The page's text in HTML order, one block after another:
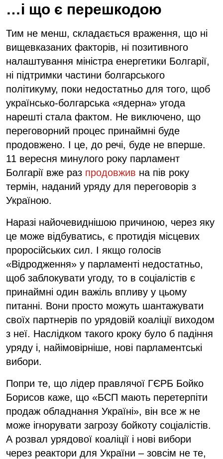
…і що є перешкодою
Тим не менш, складається враження, що ні
вищевказаних факторів, ні позитивного
налаштування міністра енергетики Болгарії,
ні підтримки частини болгарського
політикуму, поки недостатньо для того, щоб
українсько-болгарська «ядерна» угода
нарешті стала фактом. Не виключено, що
переговорний процес принаймні буде
продовжено. І це, до речі, буде не вперше.
11 вересня минулого року парламент
Болгарії вже раз продовжив на пів року
термін, наданий уряду для переговорів з
Україною.
Наразі найочевиднішою причиною, через яку
це може відбуватись, є протидія місцевих
проросійських сил. І якщо голосів
«Відродження» у парламенті недостатньо,
щоб заблокувати угоду, то в соціалістів є
принаймні один важіль впливу у цьому
питанні. Вони просто можуть шантажувати
своїх партнерів по урядовій коаліції виходом
з неї. Наслідком такого кроку було б падіння
уряду і, найімовірніше, нові парламентські
вибори.
Попри те, що лідер правлячої ГЄРБ Бойко
Борисов каже, що «БСП мають перетерпіти
продаж обладнання Україні», він все ж не
може ігнорувати загрозу бойкоту соціалістів.
А розвал урядової коаліції і нові вибори
через реактори для України – зовсім не те,